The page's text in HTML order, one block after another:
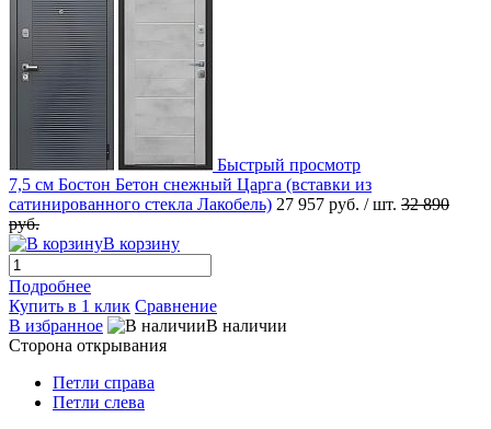
Быстрый просмотр
7,5 см Бостон Бетон снежный Царга (вставки из
сатинированного стекла Лакобель) 27 957 руб. / шт. 32 890
руб.
В корзину
Подробнее
Купить в 1 клик Сравнение
В избранное
В наличии
Сторона открывания
Петли справа
Петли слева